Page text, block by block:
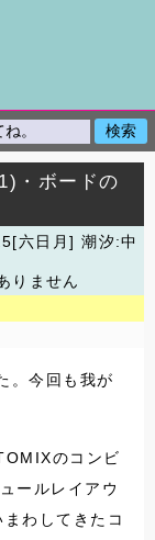
・ボードの
六日月] 潮汐:中
りません
。今回も我が
のコンビ
ールレイアウ
わしてきたコ